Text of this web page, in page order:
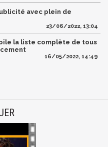
avec plein de
23/06/2022, 13:04
la liste complète de tous
16/05/2022, 14:49